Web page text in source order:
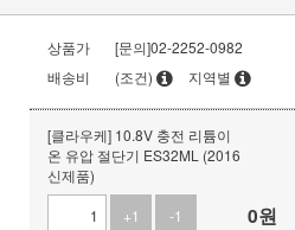
상품가
[문의]02-2252-0982
배송비
(조건) 지역별
[클라우케] 10.8V 충전 리튬이
온 유압 절단기 ES32ML (2016
신제품)
+1
-1 0원